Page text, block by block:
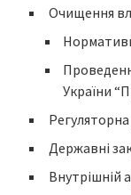
Очищення
України
Регуляторна
Державні
Внутрішній